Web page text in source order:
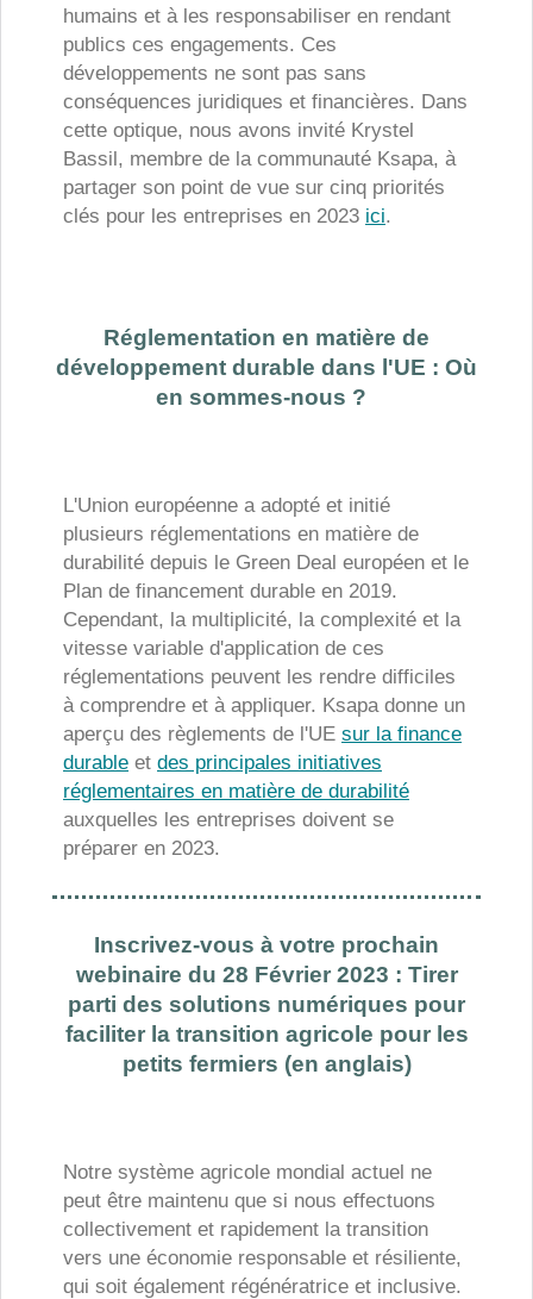
humains et à les responsabiliser en rendant
publics ces engagements. Ces
développements ne sont pas sans
conséquences juridiques et financières. Dans
cette optique, nous avons invité Krystel
Bassil, membre de la communauté Ksapa, à
partager son point de vue sur cinq priorités
clés pour les entreprises en 2023 ici.
Réglementation en matière de
développement durable dans l'UE : Où
en sommes-nous ?
L'Union européenne a adopté et initié
plusieurs réglementations en matière de
durabilité depuis le Green Deal européen et le
Plan de financement durable en 2019.
Cependant, la multiplicité, la complexité et la
vitesse variable d'application de ces
réglementations peuvent les rendre difficiles
à comprendre et à appliquer. Ksapa donne un
aperçu des règlements de l'UE sur la finance
durable et des principales initiatives
réglementaires en matière de durabilité
auxquelles les entreprises doivent se
préparer en 2023.
Inscrivez-vous à votre prochain
webinaire du 28 Février 2023 : Tirer
parti des solutions numériques pour
faciliter la transition agricole pour les
petits fermiers (en anglais)
Notre système agricole mondial actuel ne
peut être maintenu que si nous effectuons
collectivement et rapidement la transition
vers une économie responsable et résiliente,
qui soit également régénératrice et inclusive.